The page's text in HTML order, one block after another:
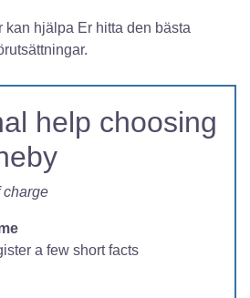
hjälpa Er hitta den bästa
help choosing
charge
a few short facts